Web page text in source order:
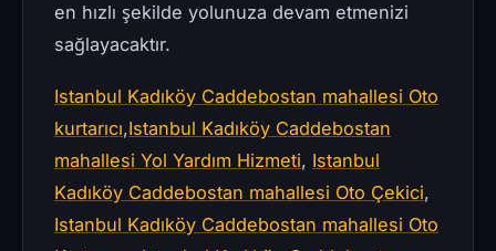
en hızlı şekilde yolunuza devam etmenizi
sağlayacaktır.
Istanbul Kadıköy Caddebostan mahallesi Oto
kurtarıcı,Istanbul Kadıköy Caddebostan
mahallesi Yol Yardım Hizmeti, Istanbul
Kadıköy Caddebostan mahallesi Oto Çekici,
Istanbul Kadıköy Caddebostan mahallesi Oto